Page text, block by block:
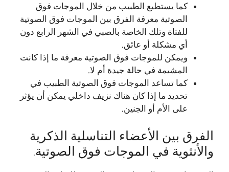
كما يستطيع الطبيب من خلال الموجات فوق
الصوتية معرفة الفرق بين الموجات فوق الصوتية
للفتاة وتلك الخاصة بالصبي في الشهر الرابع دون
أي مشكلة أو عائق.
ويمكن للموجات فوق الصوتية معرفة ما إذا كانت
المشيمة في حالة جيدة أم لا.
كما تساعد الموجات فوق الصوتية الطبيب في
تحديد ما إذا كان هناك نزيف داخلي يمكن أن يؤثر
على الأم أو الجنين.
الفرق بين الأعضاء التناسلية الذكرية
والأنثوية في الموجات فوق الصوتية.